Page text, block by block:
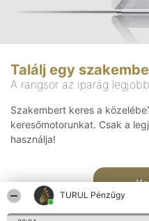
TURUL Pénzügy
Találj egy
A rangsor az iparág
Szakembert keres a
keresőmotorunkat. Csak a
használja!